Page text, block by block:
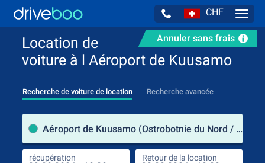
CHF
Annuler sans frais
Location de
voiture à l Aéroport de Kuusamo
Recherche de voiture de location Recherche avancée
Aéroport de Kuusamo (Ostrobotnie du Nord / Finlande)
récupération Retour de la location